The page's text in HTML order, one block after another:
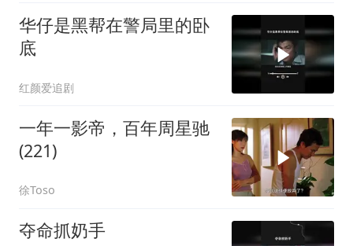
华仔是黑帮在警局里的卧
底
红颜爱追剧
一年一影帝，百年周星驰
(221)
徐Toso
夺命抓奶手